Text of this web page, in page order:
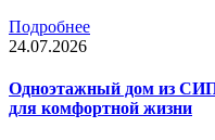
Подробнее
24.07.2026
Одноэтажный дом из
для комфортной жизни